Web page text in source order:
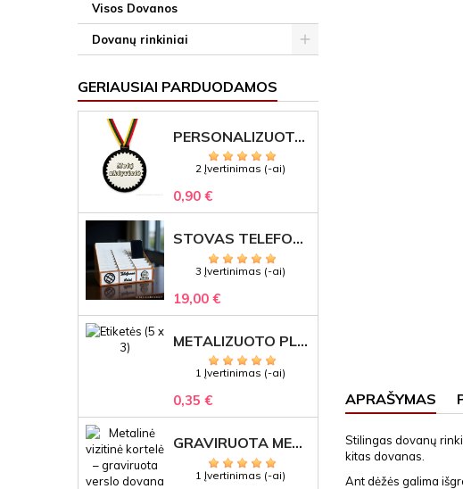
Visos Dovanos
Dovanų rinkiniai
GERIAUSIAI PARDUODAMOS
PERSONALIZUOTAS MEDALIS "1" SU GRAVIRUOTU TEKSTU
2 Įvertinimas (-ai)
0,90 €
STOVAS TELEFONAMS KLASEI (27 VIETOS) – GRAVIRUOJAMAS ORGANIZATORIUS
3 Įvertinimas (-ai)
19,00 €
METALIZUOTO PLASTIKO ETIKETĖS SU GRAVIRUOTU TEKSTU -LOGOTIPU
1 Įvertinimas (-ai)
0,35 €
GRAVIRUOTA METALINĖ VIZITINĖ KORTELĖ SU LOGOTIPU – REPREZENTACINĖ VERSLO DOVANA
1 Įvertinimas (-ai)
APRAŠYMAS
Stilingas dovanų
kitas dovanas.
Ant dėžės galima